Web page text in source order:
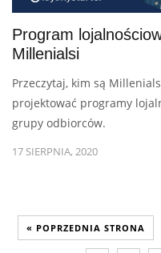
Program
Millenialsi
Przeczytaj, kim są
projektować programy
grupy odbiorców.
17 SIERPNIA, 2020
« POPRZEDNIA STRONA